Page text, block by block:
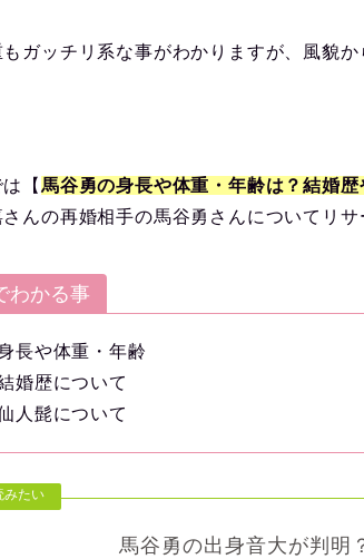
ガッチリ系な事がわかりますが、風貌か
【 馬谷勇の身長や体重・年齢は？結婚歴
んの再婚相手の馬谷勇さんについてリサ
わかる事
長や体重・年齢
婚歴について
人髭について
馬谷勇の出身音大が判明